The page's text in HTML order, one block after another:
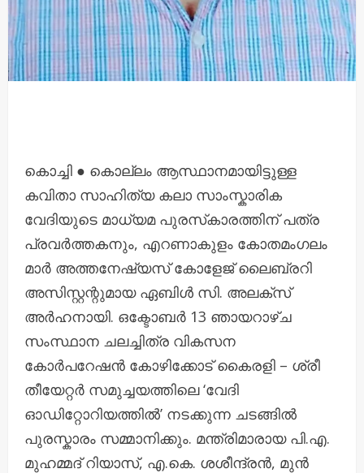
കൊച്ചി ● കൊല്ലം ആസ്ഥാനമായിട്ടുള്ള
കവിതാ സാഹിത്യ കലാ സാംസ്കാരിക
വേദിയുടെ മാധ്യമ പുരസ്‌കാരത്തിന് പത്ര
പ്രവർത്തകനും, എറണാകുളം കോതമംഗലം
മാർ അത്തനേഷ്യസ് കോളേജ് ലൈബ്രറി
അസിസ്റ്റന്റുമായ ഏബിൾ സി. അലക്സ്
അർഹനായി. ഒക്ടോബർ 13 ഞായറാഴ്‌ച
സംസ്ഥാന ചലച്ചിത്ര വികസന
കോർപറേഷൻ കോഴിക്കോട് കൈരളി – ശ്രീ
തീയേറ്റർ സമുച്ചയത്തിലെ ‘വേദി
ഓഡിറ്റോറിയത്തിൽ’ നടക്കുന്ന ചടങ്ങിൽ
പുരസ്കാരം സമ്മാനിക്കും. മന്ത്രിമാരായ പി.എ.
മുഹമ്മദ് റിയാസ്, എ.കെ. ശശീന്ദ്രൻ, മുൻ